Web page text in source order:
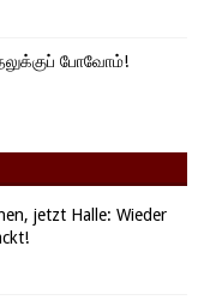
போவோம்!
jetzt Halle: Wieder